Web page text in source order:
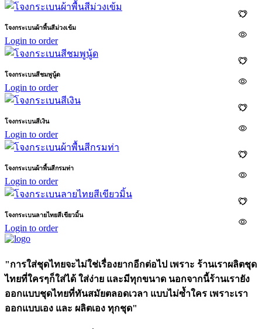
โจงกระเบนผ้าพื้นสีม่วงเข้ม
Login to order
โจงกระเบนสีชมพูนู้ด
Login to order
โจงกระเบนสีเงิน
Login to order
โจงกระเบนผ้าพื้นสีกรมท่า
Login to order
โจงกระเบนลายไทยสีเขียวมิ้น
Login to order
"การใส่ชุดไทยจะไม่ใช่เรื่องยากอีกต่อไป เพราะ ร้านเราผลิตชุด
ไทยที่ใครๆก็ใส่ได้ ใส่ง่าย และมีทุกขนาด นอกจากนี้ร้านเรายัง
ออกแบบชุดไทยที่ทันสมัยตลอดเวลา แบบไม่ซ้ำใคร เพราะเรา
ออกแบบเอง และ ผลิตเอง ทุกชุด"